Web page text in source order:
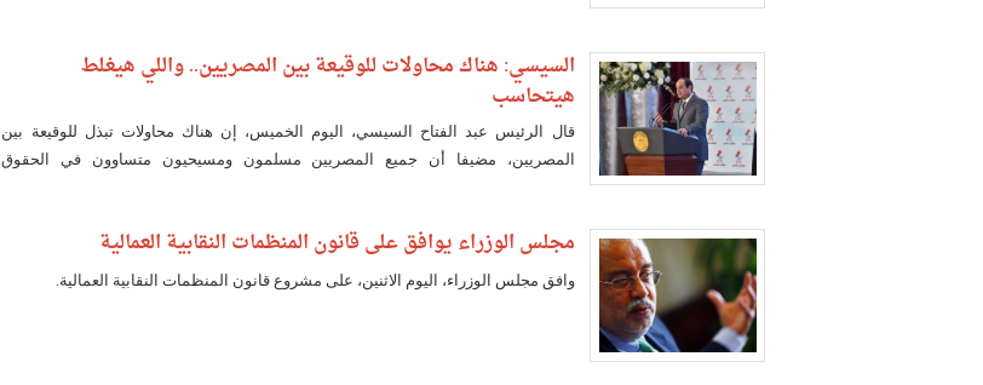
السيسي: هناك محاولات للوقيعة بين المصريين.. واللي هيغلط
هيتحاسب
قال الرئيس عبد الفتاح السيسي، اليوم الخميس، إن هناك محاولات تبذل للوقيعة بين
المصريين، مضيفا أن جميع المصريين مسلمون ومسيحيون متساوون في الحقوق
مجلس الوزراء يوافق على قانون المنظمات النقابية العمالية
وافق مجلس الوزراء، اليوم الاثنين، على مشروع قانون المنظمات النقابية العمالية.